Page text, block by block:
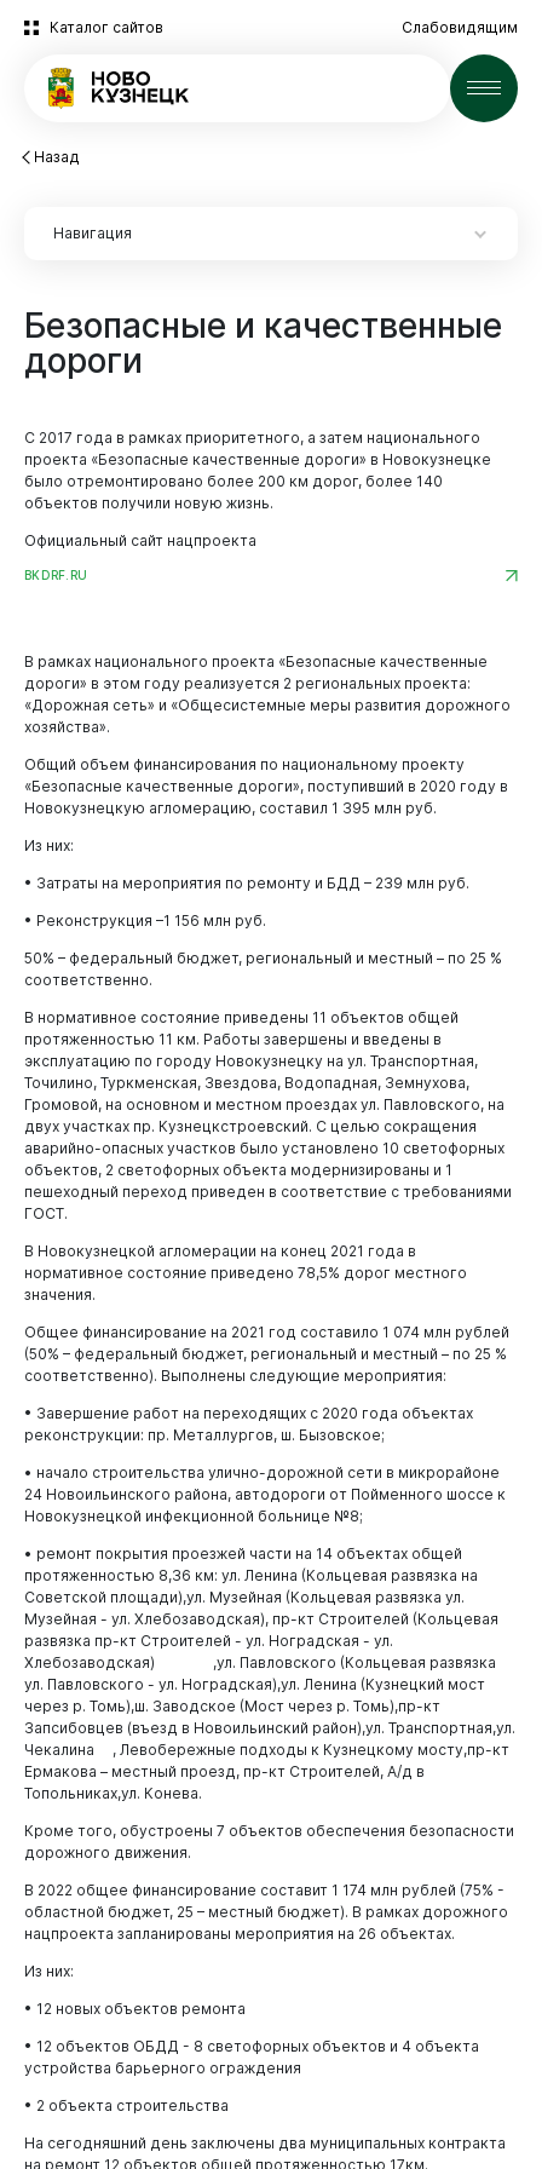
Каталог сайтов Слабовидящим
Новости
Новокузнецк
Администрация
Горожанам
Бизнесу
Документы
Назад
Навигация
Опека и попечительство
Опека и попечительство
Уборка и вывоз снега
Прогноз погоды
Информация от Южно-Сибирского межрегионального
управления Росприроднадзора
Жилищно-коммунальное хозяйство
Жилищно-коммунальное хозяйство
Формирование комфортной городской среды
График проведения гидравлических испытаний
Оперштаб по транспорту
Уведомления о брошенных транспортных средствах
Информация о перемещенных транспортных
средствах
Муниципальные услуги
Сводный реестр муниципальных услуг
Управление по учету и приватизации жилых помещений
администрации города Новокузнецка
Управление дорожно-коммунального хозяйства и
благоустройства
Управление культуры и молодежной политики
администрации города Новокузнецка
Комитет социальной защиты администрации города
Новокузнецка
Комитет Жилищно-коммунального хозяйства
Администрации города Новокузнецка и МБУ
"Дирекция ЖКХ"
Комитет градостроительства и архитектуры
Отдел по труду администрации города Новокузнецка
Комитет образования и науки администрации города
Новокузнецка
Управление потребительского рынка и развития
предпринимательства
Администрация Центрального района
Администрация Кузнецкого района
Администрация Заводского района
Администрация Куйбышевского района
Администрация Орджоникидзевского района
Финансовое управление города Новокузнецка
Муниципальная служба
Порядок проведения конкурсов
Кадровый резерв
Безнадзорные животные
Водные объекты
Памятки по паводку
Выборы
Выборы
Совета народных депутатов седьмого созыва
Безопасные и качественные
дороги
С 2017 года в рамках приоритетного, а затем национального
проекта «Безопасные качественные дороги» в Новокузнецке
было отремонтировано более 200 км дорог, более 140
объектов получили новую жизнь.
Официальный сайт нацпроекта
BKDRF.RU
В рамках национального проекта «Безопасные качественные
дороги» в этом году реализуется 2 региональных проекта:
«Дорожная сеть» и «Общесистемные меры развития дорожного
хозяйства».
Общий объем финансирования по национальному проекту
«Безопасные качественные дороги», поступивший в 2020 году в
Новокузнецкую агломерацию, составил 1 395 млн руб.
Из них:
• Затраты на мероприятия по ремонту и БДД – 239 млн руб.
• Реконструкция –1 156 млн руб.
50% – федеральный бюджет, региональный и местный – по 25 %
соответственно.
В нормативное состояние приведены 11 объектов общей
протяженностью 11 км. Работы завершены и введены в
эксплуатацию по городу Новокузнецку на ул. Транспортная,
Точилино, Туркменская, Звездова, Водопадная, Земнухова,
Громовой, на основном и местном проездах ул. Павловского, на
двух участках пр. Кузнецкстроевский. С целью сокращения
аварийно-опасных участков было установлено 10 светофорных
объектов, 2 светофорных объекта модернизированы и 1
пешеходный переход приведен в соответствие с требованиями
ГОСТ.
В Новокузнецкой агломерации на конец 2021 года в
нормативное состояние приведено 78,5% дорог местного
значения.
Общее финансирование на 2021 год составило 1 074 млн рублей
(50% – федеральный бюджет, региональный и местный – по 25 %
соответственно). Выполнены следующие мероприятия:
• Завершение работ на переходящих с 2020 года объектах
реконструкции: пр. Металлургов, ш. Бызовское;
• начало строительства улично-дорожной сети в микрорайоне
24 Новоильинского района, автодороги от Пойменного шоссе к
Новокузнецкой инфекционной больнице №8;
• ремонт покрытия проезжей части на 14 объектах общей
протяженностью 8,36 км: ул. Ленина (Кольцевая развязка на
Советской площади),ул. Музейная (Кольцевая развязка ул.
Музейная - ул. Хлебозаводская), пр-кт Строителей (Кольцевая
развязка пр-кт Строителей - ул. Ноградская - ул.
Хлебозаводская) ,ул. Павловского (Кольцевая развязка
ул. Павловского - ул. Ноградская),ул. Ленина (Кузнецкий мост
через р. Томь),ш. Заводское (Мост через р. Томь),пр-кт
Запсибовцев (въезд в Новоильинский район),ул. Транспортная,ул.
Чекалина , Левобережные подходы к Кузнецкому мосту,пр-кт
Ермакова – местный проезд, пр-кт Строителей, А/д в
Топольниках,ул. Конева.
Кроме того, обустроены 7 объектов обеспечения безопасности
дорожного движения.
В 2022 общее финансирование составит 1 174 млн рублей (75% -
областной бюджет, 25 – местный бюджет). В рамках дорожного
нацпроекта запланированы мероприятия на 26 объектах.
Из них:
• 12 новых объектов ремонта
• 12 объектов ОБДД - 8 светофорных объектов и 4 объекта
устройства барьерного ограждения
• 2 объекта строительства
На сегодняшний день заключены два муниципальных контракта
на ремонт 12 объектов общей протяженностью 17км.